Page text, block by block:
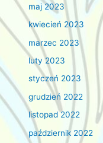
maj 2023
kwiecień 2023
marzec 2023
luty 2023
styczeń 2023
grudzień 2022
listopad 2022
październik 2022